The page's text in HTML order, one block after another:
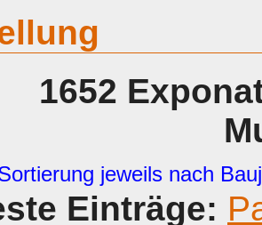
1652
jeweils nach
Einträge: